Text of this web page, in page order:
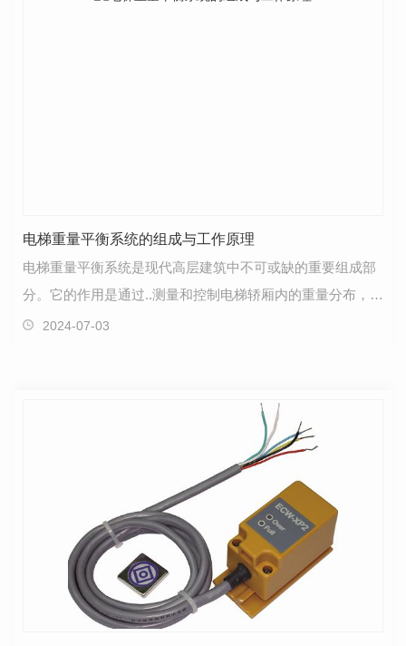
电梯重量平衡系统的组成与工作原理
电梯重量平衡系统是现代高层建筑中不可或缺的重要组成部
分。它的作用是通过..测量和控制电梯轿厢内的重量分布，使
电梯在运行过程中保持平稳、安全。本文将详细介绍…
2024-07-03